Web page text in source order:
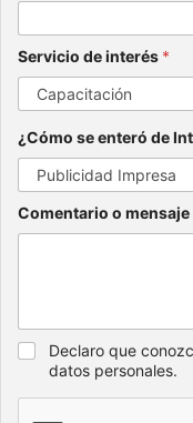
Servicio de interés *
¿Cómo se enteró de
Comentario o mensaje
Declaro que
datos personales.